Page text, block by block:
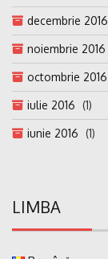
decembrie 2016
noiembrie 2016
octombrie 2016
iulie 2016 (1)
iunie 2016 (1)
LIMBA